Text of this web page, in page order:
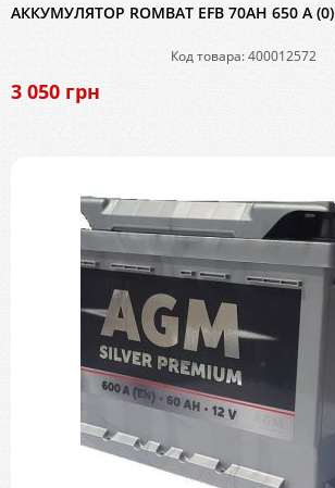
АККУМУЛЯТОР ROMBAT EFB 70AH 650 A (0)
Код товара: 400012572
3 050 грн